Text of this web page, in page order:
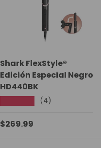
Shark FlexStyle®
Edición Especial Negro
HD440BK
(4)
Precio normal
$269.99